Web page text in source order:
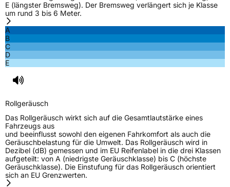
E (längster Bremsweg). Der Bremsweg verlängert sich je Klasse
um rund 3 bis 6 Meter.
A
B
C
D
E
Rollgeräusch
Das Rollgeräusch wirkt sich auf die Gesamtlautstärke eines
Fahrzeugs aus
und beeinflusst sowohl den eigenen Fahrkomfort als auch die
Geräuschbelastung für die Umwelt. Das Rollgeräusch wird in
Dezibel (dB) gemessen und im EU Reifenlabel in die drei Klassen
aufgeteilt: von A (niedrigste Geräuschklasse) bis C (höchste
Geräuschklasse). Die Einstufung für das Rollgeräusch orientiert
sich an EU Grenzwerten.